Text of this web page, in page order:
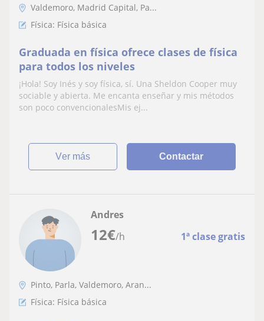
Valdemoro, Madrid Capital, Pa...
Física: Física básica
Graduada en física ofrece clases de física
para todos los niveles
¡Hola! Soy Inés y soy física, sí. Una Sheldon Cooper muy
sociable y abierta. Me encanta enseñar y mis métodos
son poco convencionalesMis ej...
ver más Contactar
12€/h 1ª clase gratis
Andres
Pinto, Parla, Valdemoro, Aran...
Física: Física básica